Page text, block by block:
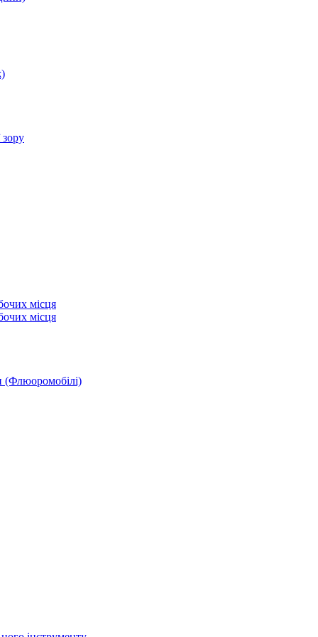
зору
місця
місця
(Флюоромобілі)